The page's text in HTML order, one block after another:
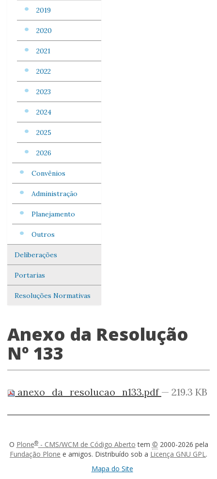
2019
2020
2021
2022
2023
2024
2025
2026
Convênios
Administração
Planejamento
Outros
Deliberações
Portarias
Resoluções Normativas
Anexo da Resolução
Nº 133
anexo_da_resolucao_n133.pdf — 219.3 KB
O Plone®- CMS/WCM de Código Aberto tem © 2000-2026 pela
Fundação Plone e amigos. Distribuído sob a Licença GNU GPL.
Mapa do Site